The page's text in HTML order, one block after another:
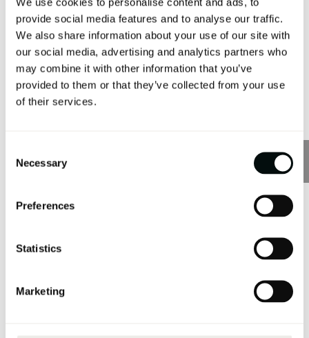
provide social media features and to analyse our traffic.
We also share information about your use of our site with
our social media, advertising and analytics partners who
may combine it with other information that you’ve
provided to them or that they’ve collected from your use
of their services.
Selection
Necessary
Preferences
Statistics
Marketing